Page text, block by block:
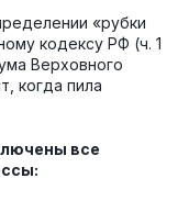
«рубки
кодексу РФ (ч. 1
Верховного
когда пила
все